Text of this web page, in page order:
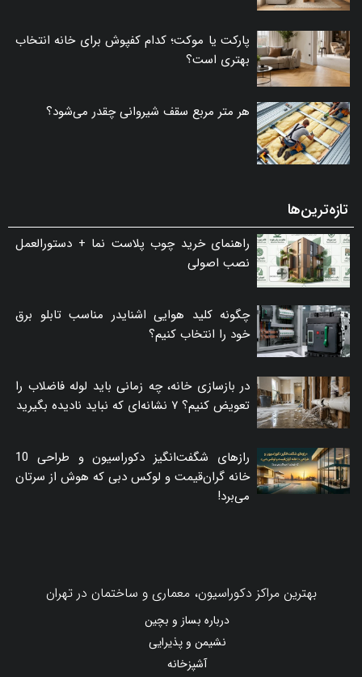
پارکت یا موکت؛ کدام کفپوش برای خانه انتخاب
بهتری است؟
هر متر مربع سقف شیروانی چقدر می‌شود؟
تازه‌ترین‌ها
راهنمای خرید چوب پلاست نما + دستورالعمل
نصب اصولی
چگونه کلید هوایی اشنایدر مناسب تابلو برق
خود را انتخاب کنیم؟
در بازسازی خانه، چه زمانی باید لوله فاضلاب را
تعویض کنیم؟ ۷ نشانه‌ای که نباید نادیده بگیرید
رازهای شگفت‌انگیز دکوراسیون و طراحی 10
خانه گران‌قیمت و لوکس دبی که هوش از سرتان
می‌برد!
بهترین مراکز دکوراسیون، معماری و ساختمان در تهران
درباره بساز و بچین
نشیمن و پذیرایی
آشپزخانه